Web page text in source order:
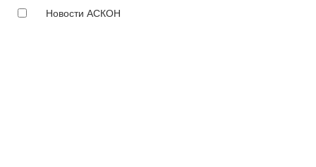
Новости АСКОН